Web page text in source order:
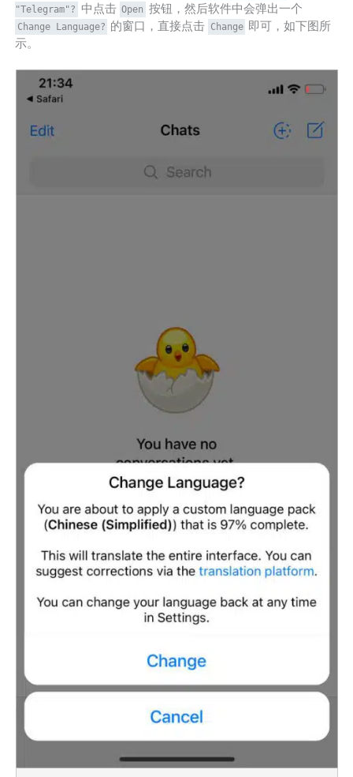
"Telegram"? 中点击 Open 按钮，然后软件中会弹出一个
Change Language? 的窗口，直接点击 Change 即可，如下图所
示。